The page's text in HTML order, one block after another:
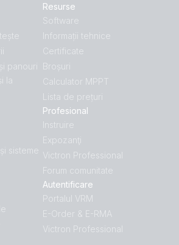
panouri
la
sisteme
Resurse
Software
Informații tehnice
Certificate
Broșuri
Calculator MPPT
Lista de prețuri
Profesional
Instruire
Expozanţi
Victron Professional
Forum comunitate
Autentificare
Portalul VRM
E-Order & E-RMA
Victron Professional